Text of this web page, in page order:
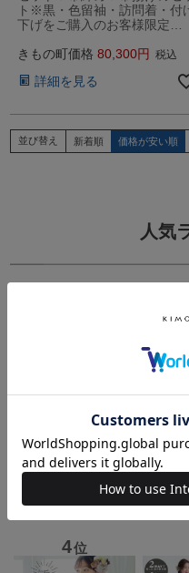
ト※黒・色留袖・訪問着・付
下げをご購入のお客様限定…
きもの町価格 80,300 税込
詳細を見る
並び替え 新着順 価格が安い順
人気